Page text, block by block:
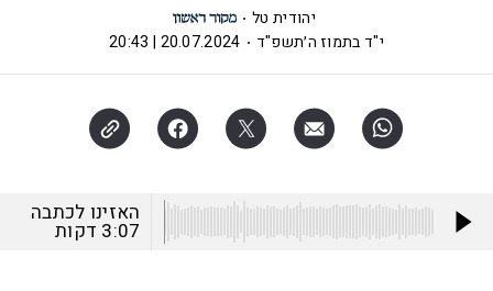
יהודית טל
י"ד בתמוז ה׳תשפ"ד
20.07.2024 | 20:43
האזינו לכתבה
3:07 דקות